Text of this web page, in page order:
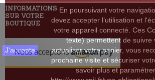
INFORMATIONS
SUR VOTRE
BOUTIQUE
J'accepte
En poursuivant votre
devez accepter l’utilisation et
votre appareil connecté. Ces
texte) permettent de suivre
actualiser votre panier, vous
prochaine visite et sécuriser
savoir plus et